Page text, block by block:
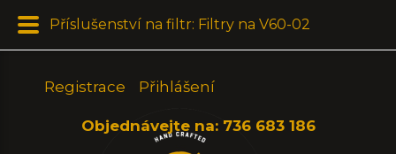
Registrace Přihlášení
Objednávejte na: 736 683 186
Příslušenství na filtr: Filtry na V60-02